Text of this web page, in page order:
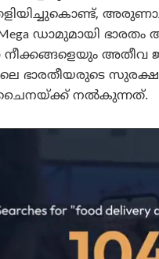
ഡാമുമായി
അതീവ
ഭാരതീയരുടെ
ചൈനയ്ക്ക് നൽകുന്നത്.